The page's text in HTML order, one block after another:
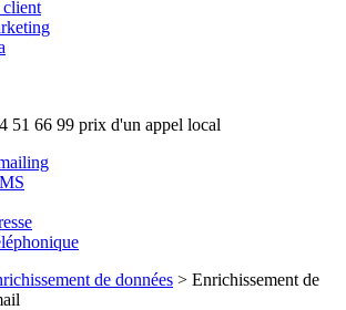
client
51 66 99 prix d'un appel local
de données > Enrichissement de